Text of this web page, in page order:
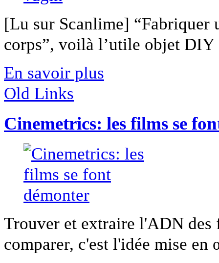
[Lu sur Scanlime] “Fabriquer
corps”, voilà l’utile objet
En savoir plus
Old Links
Cinemetrics: les films se
Trouver et extraire l'ADN
comparer, c'est l'idée mise en